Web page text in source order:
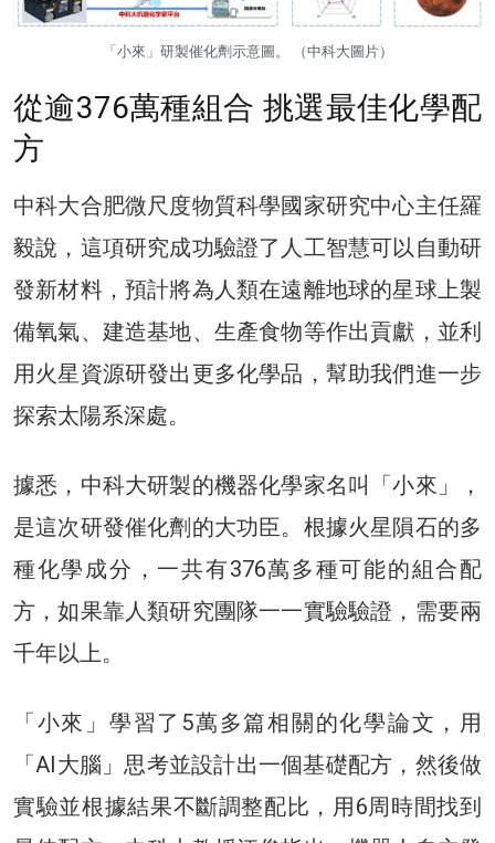
「小來」研製催化劑示意圖。 （中科大圖片）
從逾376萬種組合 挑選最佳化學配
方
中科大合肥微尺度物質科學國家研究中心主任羅
毅說，這項研究成功驗證了人工智慧可以自動研
發新材料，預計將為人類在遠離地球的星球上製
備氧氣、建造基地、生產食物等作出貢獻，並利
用火星資源研發出更多化學品，幫助我們進一步
探索太陽系深處。
據悉，中科大研製的機器化學家名叫「小來」，
是這次研發催化劑的大功臣。根據火星隕石的多
種化學成分，一共有376萬多種可能的組合配
方，如果靠人類研究團隊一一實驗驗證，需要兩
千年以上。
「小來」學習了5萬多篇相關的化學論文，用
「AI大腦」思考並設計出一個基礎配方，然後做
實驗並根據結果不斷調整配比，用6周時間找到